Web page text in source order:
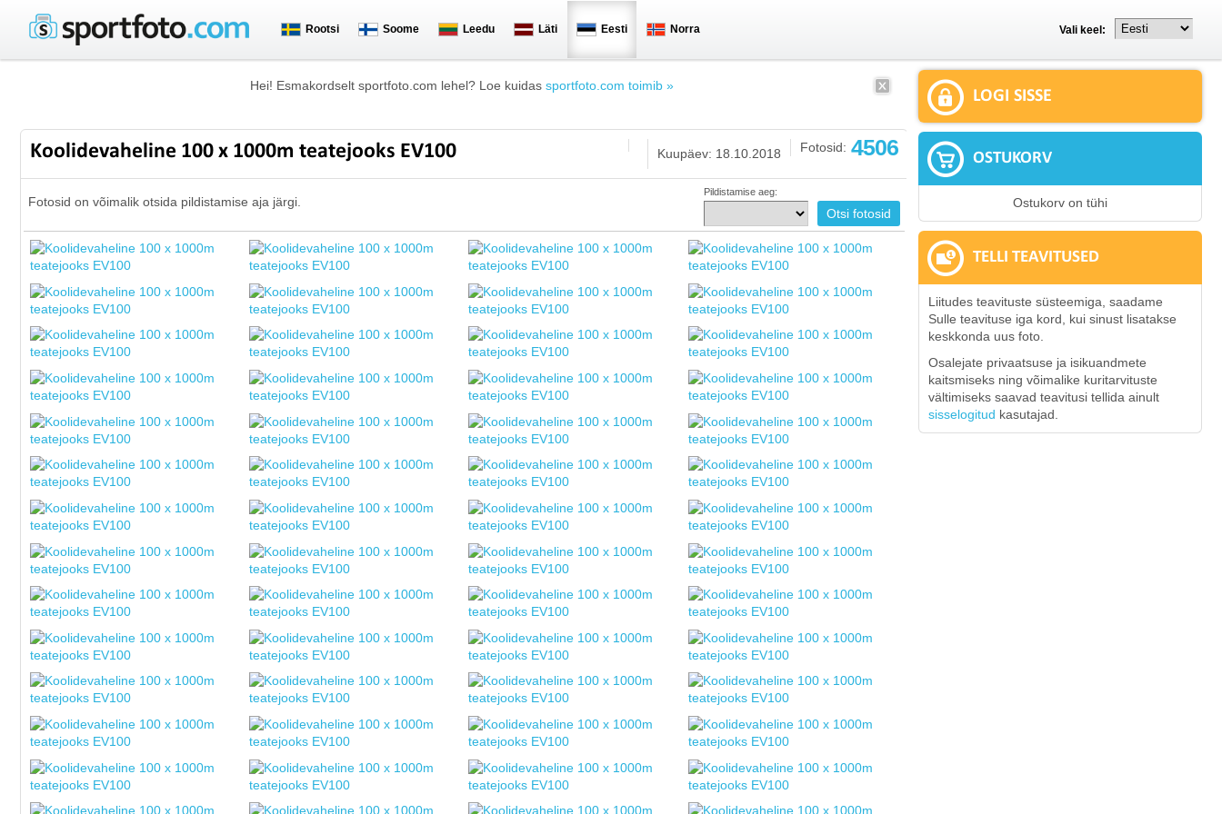
Rootsi Soome Leedu Läti Eesti Norra Vali keel:
Hei! Esmakordselt sportfoto.com lehel? Loe kuidas sportfoto.com toimib »
Koolidevaheline 100 x 1000m teatejooks EV100 Fotosid: 4506
Kuupäev: 18.10.2018
Fotosid on võimalik otsida pildistamise aja järgi.
Pildistamise aeg:
LOGI SISSE
OSTUKORV
Ostukorv on tühi
TELLI TEAVITUSED
Liitudes teavituste süsteemiga, saadame
Sulle teavituse iga kord, kui sinust lisatakse
keskkonda uus foto.
Osalejate privaatsuse ja isikuandmete
kaitsmiseks ning võimalike kuritarvituste
vältimiseks saavad teavitusi tellida ainult
sisselogitud kasutajad.